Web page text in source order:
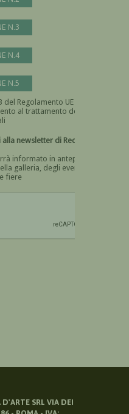
N.3
N.4
N.5
Regolamento UE n.
dei
Devi dare il consenso
di Recta
informato in anteprima
galleria, degli eventi
fiere
SRL VIA DEI